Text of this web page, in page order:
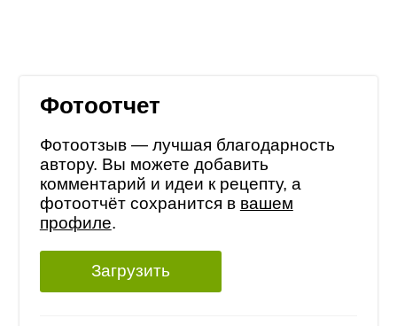
Фотоотчет
Фотоотзыв — лучшая благодарность
автору. Вы можете добавить
комментарий и идеи к рецепту, а
фотоотчёт сохранится в вашем
профиле.
Загрузить